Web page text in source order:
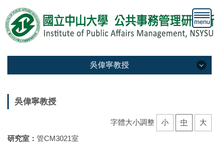
到
主
要
吳偉寧教授
學術榮譽
吳偉寧教授
字體大小調整 小 中
大
研究室： 管CM3021室